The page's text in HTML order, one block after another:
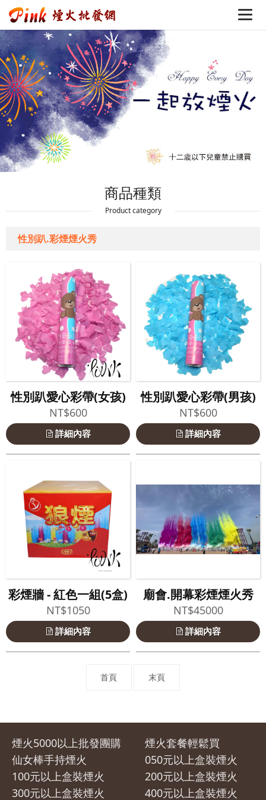
商品種類
Product category
性別趴.彩煙煙火秀
性別趴愛心彩帶(女孩)
NT$600
詳細內容
性別趴愛心彩帶(男孩)
NT$600
詳細內容
彩煙牆 - 紅色一組(5盒)
NT$1050
詳細內容
廟會.開幕彩煙煙火秀
NT$45000
詳細內容
首頁 末頁
煙火5000以上批發團購
煙火套餐輕鬆買
仙女棒手持煙火
050元以上盒裝煙火
100元以上盒裝煙火
200元以上盒裝煙火
300元以上盒裝煙火
400元以上盒裝煙火